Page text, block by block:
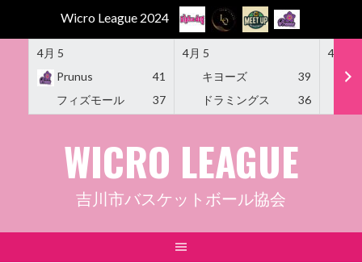
Wicro League 2024
4月 5
Prunus
41
フィズモール
37
4月 5
キヨーズ
39
ドラミングス
36
4月 5
WICRO LEAGUE
吉川市バスケットボール協会